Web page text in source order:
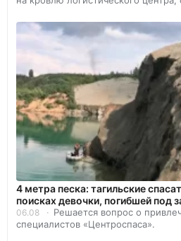
4 метра песка: тагильские
поисках девочки, погибшей под
06.08
Решается вопрос о
специалистов «Центроспаса».